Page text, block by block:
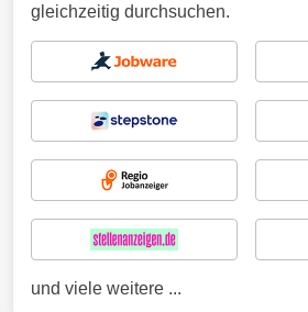
gleichzeitig durchsuchen.
und viele weitere ...